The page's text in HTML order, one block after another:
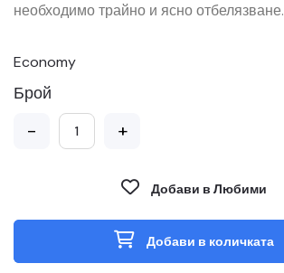
необходимо трайно и ясно отбелязване.
Economy
Брой
- +
Добави в Любими
Добави в количката